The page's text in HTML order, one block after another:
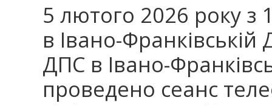
5 лютого 2026 року з
в Івано-
ДПС в Івано-
проведено сеанс